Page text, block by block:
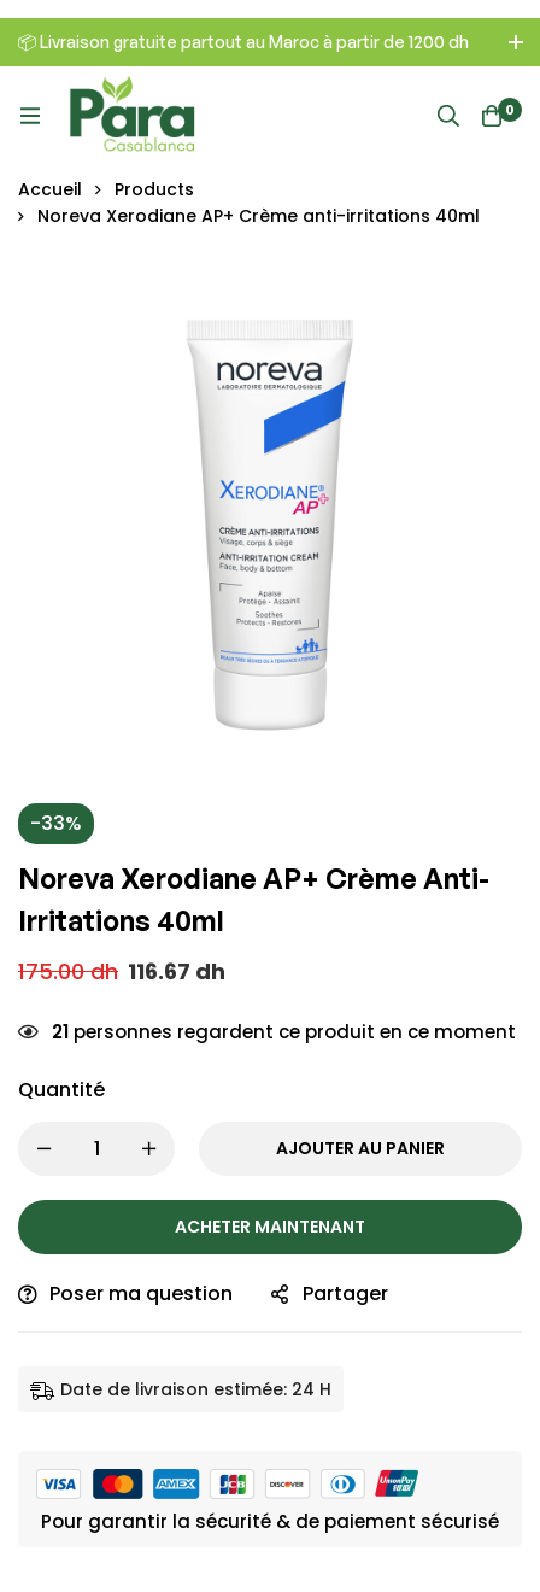
📦 Livraison gratuite partout au Maroc à partir de 1200 dh
0
Accueil
Products
Noreva Xerodiane AP+ Crème anti-irritations 40ml
-33%
Noreva Xerodiane AP+ Crème Anti-
Irritations 40ml
175.00dh 116.67 dh
21 personnes regardent ce produit en ce moment
Quantité
AJOUTER AU PANIER
ACHETER MAINTENANT
Poser ma question Partager
Date de livraison estimée: 24 H
Pour garantir la sécurité & de paiement sécurisé